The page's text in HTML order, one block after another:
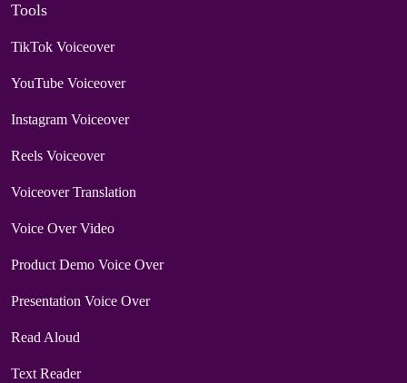
Tools
TikTok Voiceover
YouTube Voiceover
Instagram Voiceover
Reels Voiceover
Voiceover Translation
Voice Over Video
Product Demo Voice Over
Presentation Voice Over
Read Aloud
Text Reader